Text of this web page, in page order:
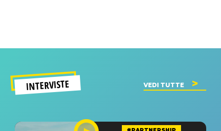
INTERVISTE VEDI TUTTE